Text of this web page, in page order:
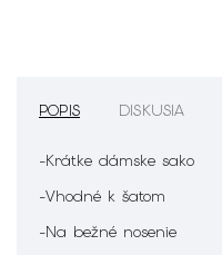
POPIS DISKUSIA
-Krátke dámske sako
-Vhodné k šatom
-Na bežné nosenie